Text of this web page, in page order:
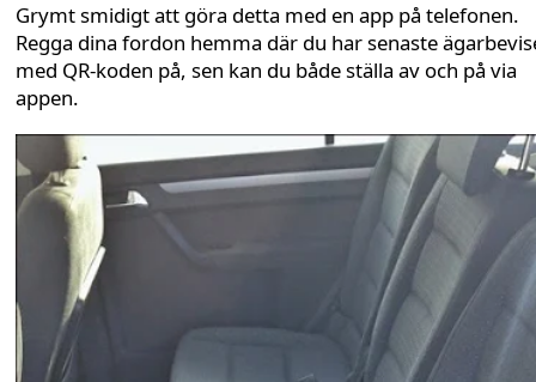
Grymt smidigt att göra detta med en app på telefonen.
Regga dina fordon hemma där du har senaste
med QR-koden på, sen kan du både ställa av och på via
appen.